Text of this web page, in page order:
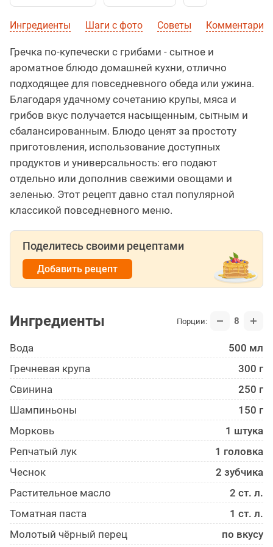
Ингредиенты Шаги с фото Советы Комментарии
Гречка по-купечески с грибами - сытное и
ароматное блюдо домашней кухни, отлично
подходящее для повседневного обеда или ужина.
Благодаря удачному сочетанию крупы, мяса и
грибов вкус получается насыщенным, сытным и
сбалансированным. Блюдо ценят за простоту
приготовления, использование доступных
продуктов и универсальность: его подают
отдельно или дополнив свежими овощами и
зеленью. Этот рецепт давно стал популярной
классикой повседневного меню.
Поделитесь своими рецептами
Добавить рецепт
Ингредиенты Порции: 8
Вода
500 мл
Гречневая крупа
300 г
Свинина
250 г
Шампиньоны
150 г
Морковь
1 штука
Репчатый лук
1 головка
Чеснок
2 зубчика
Растительное масло
2 ст. л.
Томатная паста
1 ст. л.
Молотый чёрный перец
по вкусу